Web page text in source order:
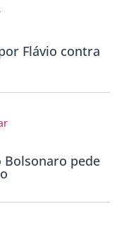
Flávio contra
Bolsonaro pede